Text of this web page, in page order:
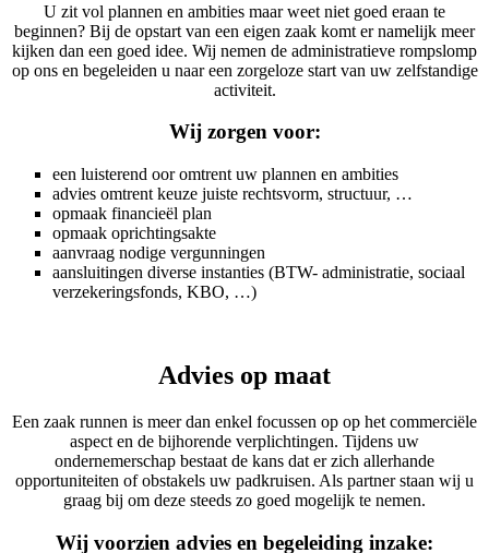
U zit vol plannen en ambities maar weet niet goed eraan te
beginnen? Bij de opstart van een eigen zaak komt er namelijk meer
kijken dan een goed idee. Wij nemen de administratieve rompslomp
op ons en begeleiden u naar een zorgeloze start van uw zelfstandige
activiteit.
Wij zorgen voor:
een luisterend oor omtrent uw plannen en ambities
advies omtrent keuze juiste rechtsvorm, structuur, …
opmaak financieël plan
opmaak oprichtingsakte
aanvraag nodige vergunningen
aansluitingen diverse instanties (BTW- administratie, sociaal
verzekeringsfonds, KBO, …)
Advies op maat
Een zaak runnen is meer dan enkel focussen op op het commerciële
aspect en de bijhorende verplichtingen. Tijdens uw
ondernemerschap bestaat de kans dat er zich allerhande
opportuniteiten of obstakels uw padkruisen. Als partner staan wij u
graag bij om deze steeds zo goed mogelijk te nemen.
Wij voorzien advies en begeleiding inzake: